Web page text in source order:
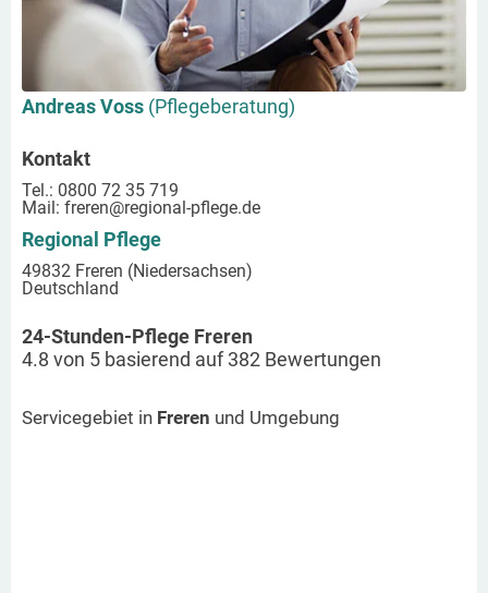
Andreas Voss (Pflegeberatung)
Kontakt
Tel.: 0800 72 35 719
Mail: freren@regional-pflege.de
Regional Pflege
49832 Freren (Niedersachsen)
Deutschland
24-Stunden-Pflege Freren
4.8 von 5 basierend auf382 Bewertungen
Servicegebiet in Freren und Umgebung